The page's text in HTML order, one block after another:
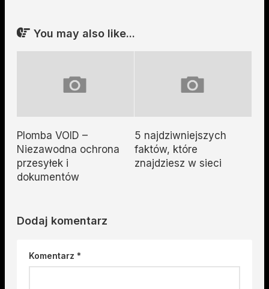
You may also like...
Plomba VOID –
Niezawodna ochrona
przesyłek i
dokumentów
5 najdziwniejszych
faktów, które
znajdziesz w sieci
Dodaj komentarz
Komentarz *